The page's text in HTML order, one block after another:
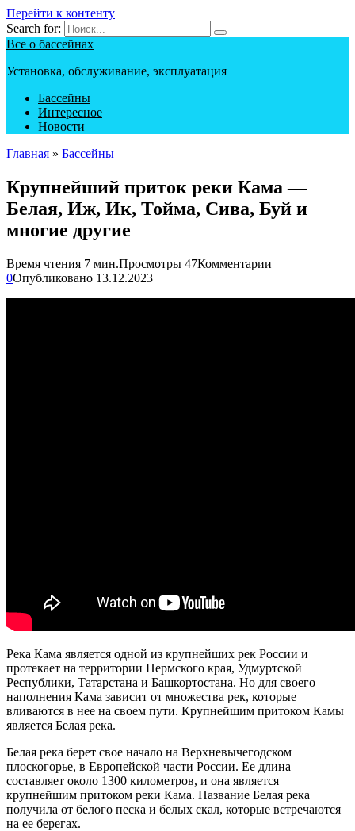
Перейти к контенту
Search for:
Все о бассейнах
Установка, обслуживание, эксплуатация
Бассейны
Интересное
Новости
Главная » Бассейны
Крупнейший приток реки Кама —
Белая, Иж, Ик, Тойма, Сива, Буй и
многие другие
Время чтения 7 мин.Просмотры 47Комментарии
0Опубликовано 13.12.2023
Река Кама является одной из крупнейших рек России и
протекает на территории Пермского края, Удмуртской
Республики, Татарстана и Башкортостана. Но для своего
наполнения Кама зависит от множества рек, которые
вливаются в нее на своем пути. Крупнейшим притоком Камы
является Белая река.
Белая река берет свое начало на Верхневычегодском
плоскогорье, в Европейской части России. Ее длина
составляет около 1300 километров, и она является
крупнейшим притоком реки Кама. Название Белая река
получила от белого песка и белых скал, которые встречаются
на ее берегах.